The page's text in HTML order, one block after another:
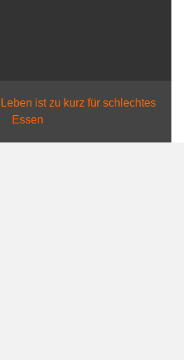
ist zu kurz für schlechtes
Essen